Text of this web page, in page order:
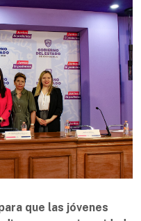
que las jóvenes